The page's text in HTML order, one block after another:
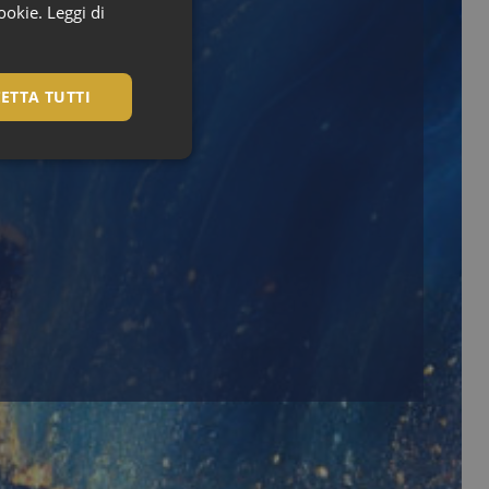
Leggi di
TUTTI
sul linguaggio
utilizzato per
Normalmente
il modo in cui